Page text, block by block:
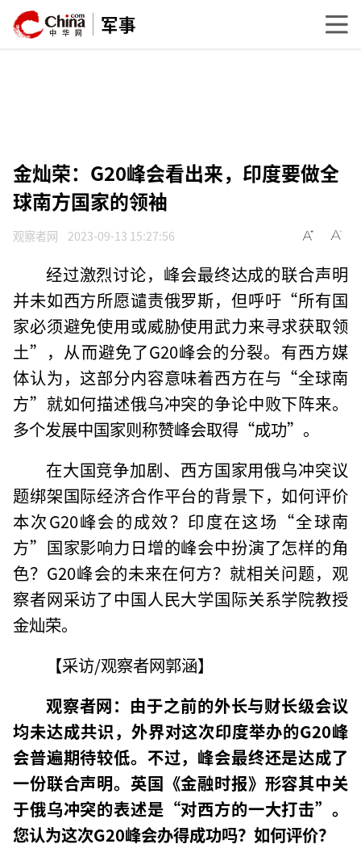
军事
金灿荣：G20峰会看出来，印度要做全
球南方国家的领袖
观察者网 2023-09-13 15:27:56
经过激烈讨论，峰会最终达成的联合声明
并未如西方所愿谴责俄罗斯，但呼吁“所有国
家必须避免使用或威胁使用武力来寻求获取领
土”，从而避免了G20峰会的分裂。有西方媒
体认为，这部分内容意味着西方在与“全球南
方”就如何描述俄乌冲突的争论中败下阵来。
多个发展中国家则称赞峰会取得“成功”。
在大国竞争加剧、西方国家用俄乌冲突议
题绑架国际经济合作平台的背景下，如何评价
本次G20峰会的成效？印度在这场“全球南
方”国家影响力日增的峰会中扮演了怎样的角
色？G20峰会的未来在何方？就相关问题，观
察者网采访了中国人民大学国际关系学院教授
金灿荣。
【采访/观察者网郭涵】
观察者网：由于之前的外长与财长级会议
均未达成共识，外界对这次印度举办的G20峰
会普遍期待较低。不过，峰会最终还是达成了
一份联合声明。英国《金融时报》形容其中关
于俄乌冲突的表述是“对西方的一大打击”。
您认为这次G20峰会办得成功吗？如何评价？